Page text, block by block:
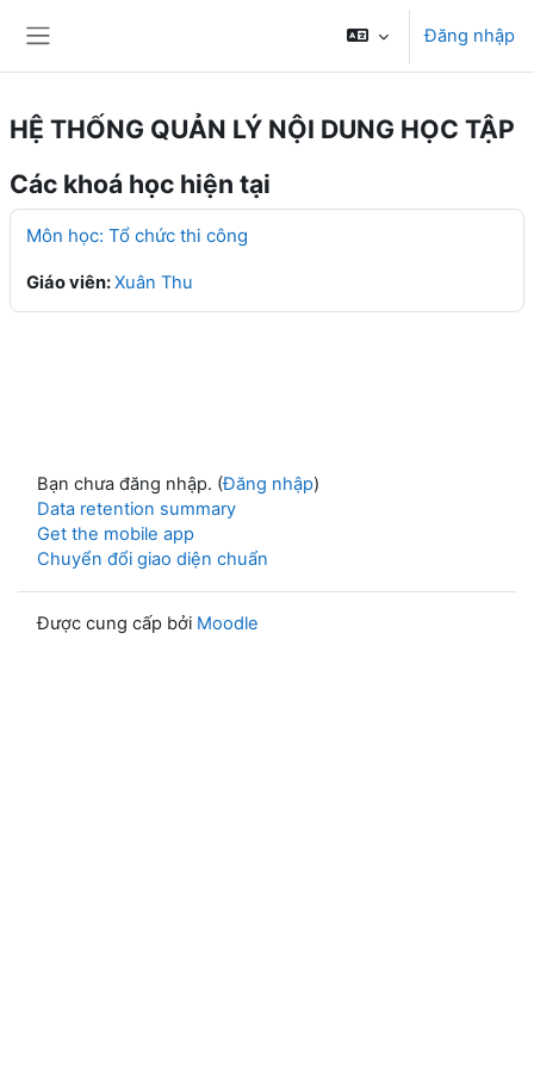
Đăng nhập
HỆ THỐNG QUẢN LÝ NỘI DUNG HỌC TẬP
Các khoá học hiện tại
Môn học: Tổ chức thi công
Giáo viên:Xuân Thu
Bạn chưa đăng nhập. (Đăng nhập)
Data retention summary
Get the mobile app
Chuyển đổi giao diện chuẩn
Được cung cấp bởi Moodle